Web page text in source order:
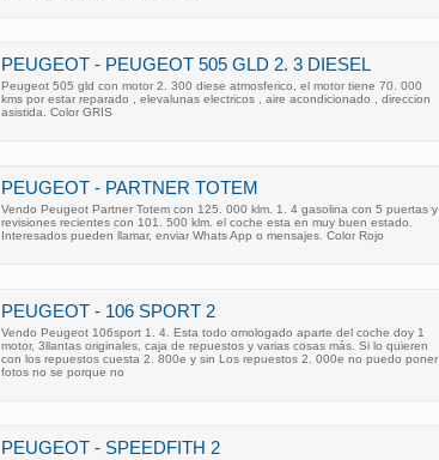
PEUGEOT - PEUGEOT 505 GLD 2. 3 DIESEL
Peugeot 505 gld con motor 2. 300 diese atmosferico, el motor tiene 70. 000
kms por estar reparado , elevalunas electricos , aire acondicionado , direccion
asistida. Color GRIS
PEUGEOT - PARTNER TOTEM
Vendo Peugeot Partner Totem con 125. 000 klm. 1. 4 gasolina con 5 puertas y
revisiones recientes con 101. 500 klm. el coche esta en muy buen estado.
Interesados pueden llamar, enviar Whats App o mensajes. Color Rojo
PEUGEOT - 106 SPORT 2
Vendo Peugeot 106sport 1. 4. Esta todo omologado aparte del coche doy 1
motor, 3llantas originales, caja de repuestos y varias cosas más. Si lo quieren
con los repuestos cuesta 2. 800e y sin Los repuestos 2. 000e no puedo poner
fotos no se porque no
PEUGEOT - SPEEDFITH 2